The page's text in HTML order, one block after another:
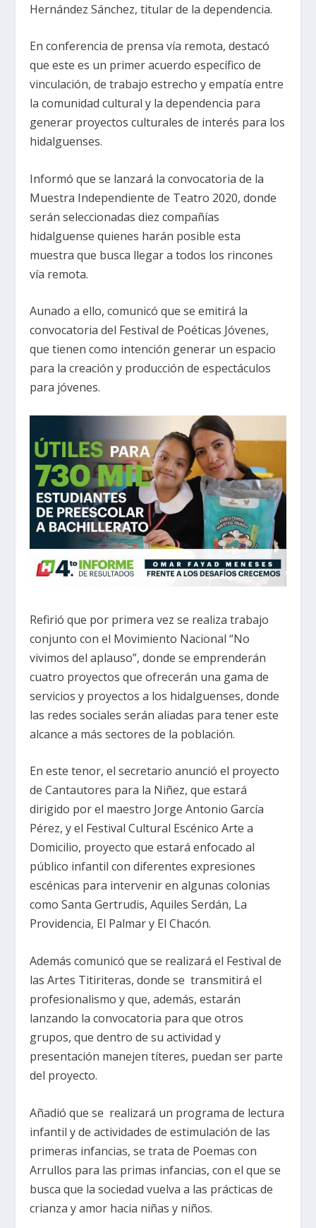
Hernández Sánchez, titular de la dependencia.
En conferencia de prensa vía remota, destacó
que este es un primer acuerdo específico de
vinculación, de trabajo estrecho y empatía entre
la comunidad cultural y la dependencia para
generar proyectos culturales de interés para los
hidalguenses.
Informó que se lanzará la convocatoria de la
Muestra Independiente de Teatro 2020, donde
serán seleccionadas diez compañías
hidalguense quienes harán posible esta
muestra que busca llegar a todos los rincones
vía remota.
Aunado a ello, comunicó que se emitirá la
convocatoria del Festival de Poéticas Jóvenes,
que tienen como intención generar un espacio
para la creación y producción de espectáculos
para jóvenes.
Refirió que por primera vez se realiza trabajo
conjunto con el Movimiento Nacional “No
vivimos del aplauso”, donde se emprenderán
cuatro proyectos que ofrecerán una gama de
servicios y proyectos a los hidalguenses, donde
las redes sociales serán aliadas para tener este
alcance a más sectores de la población.
En este tenor, el secretario anunció el proyecto
de Cantautores para la Niñez, que estará
dirigido por el maestro Jorge Antonio García
Pérez, y el Festival Cultural Escénico Arte a
Domicilio, proyecto que estará enfocado al
público infantil con diferentes expresiones
escénicas para intervenir en algunas colonias
como Santa Gertrudis, Aquiles Serdán, La
Providencia, El Palmar y El Chacón.
Además comunicó que se realizará el Festival de
las Artes Titiriteras, donde se transmitirá el
profesionalismo y que, además, estarán
lanzando la convocatoria para que otros
grupos, que dentro de su actividad y
presentación manejen títeres, puedan ser parte
del proyecto.
Añadió que se realizará un programa de lectura
infantil y de actividades de estimulación de las
primeras infancias, se trata de Poemas con
Arrullos para las primas infancias, con el que se
busca que la sociedad vuelva a las prácticas de
crianza y amor hacia niñas y niños.